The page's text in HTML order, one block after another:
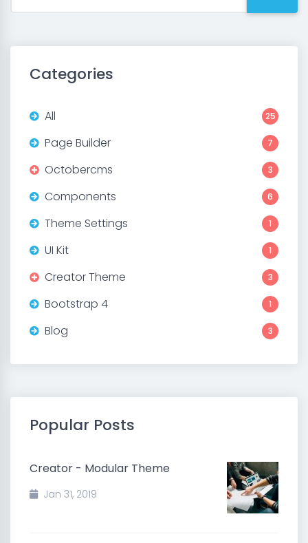
Categories
All 25
Page Builder 7
Octobercms 3
Components 6
Theme Settings 1
UI Kit 1
Creator Theme 3
Bootstrap 4 1
Blog 3
Popular Posts
Creator - Modular Theme
Jan 31, 2019